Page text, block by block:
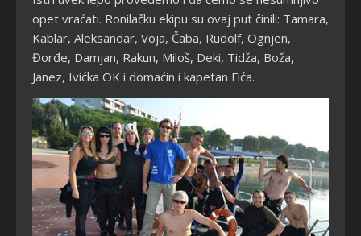
opet vraćati. Ronilačku ekipu su ovaj put činili: Tamara,
Kablar, Aleksandar, Voja, Čaba, Rudolf, Ognjen,
Đorđe, Damjan, Rakun, Miloš, Deki, Tidža, Boža,
Janez, Ivićka OK i domaćin i kapetan Fića.